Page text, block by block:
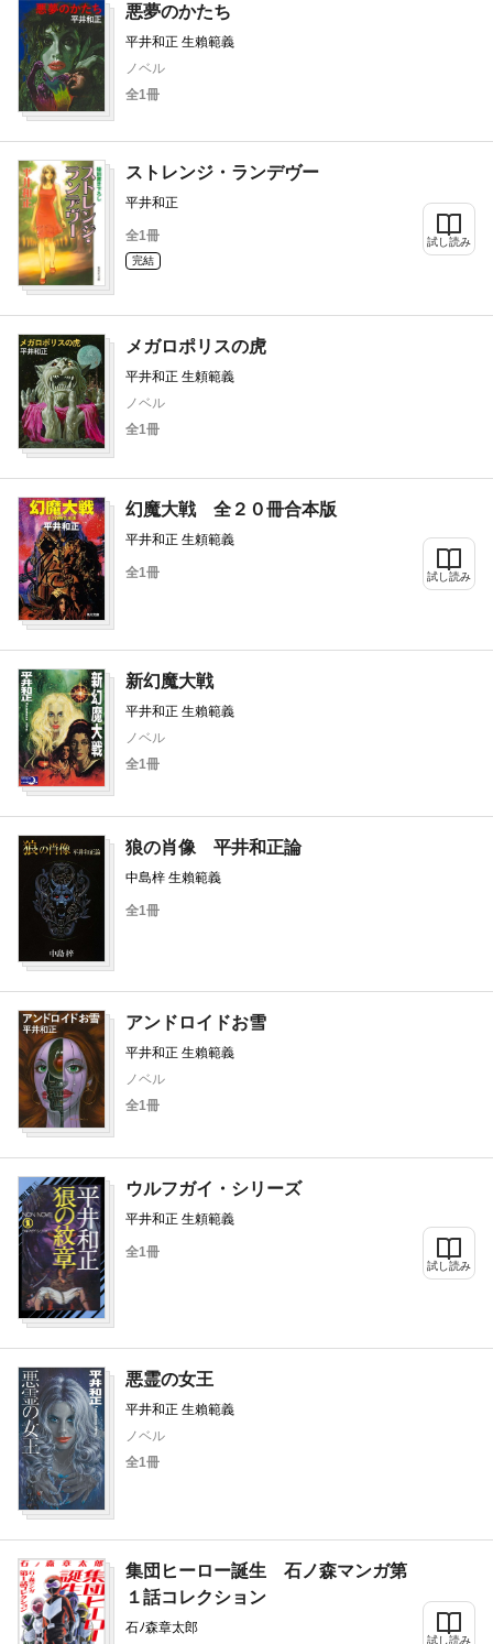
悪夢のかたち
平井和正 生賴範義
ノベル
全1冊
ストレンジ・ランデヴー
平井和正
全1冊
完結
試し読み
メガロポリスの虎
平井和正 生頼範義
ノベル
全1冊
幻魔大戦 全２０冊合本版
平井和正 生頼範義
全1冊 試し読み
新幻魔大戦
平井和正 生賴範義
ノベル
全1冊
狼の肖像 平井和正論
中島梓 生賴範義
全1冊
アンドロイドお雪
平井和正 生賴範義
ノベル
全1冊
ウルフガイ・シリーズ
平井和正 生頼範義
全1冊
試し読み
悪霊の女王
平井和正 生賴範義
ノベル
全1冊
集団ヒーロー誕生 石ノ森マンガ第
１話コレクション
石ﾉ森章太郎
試し読み